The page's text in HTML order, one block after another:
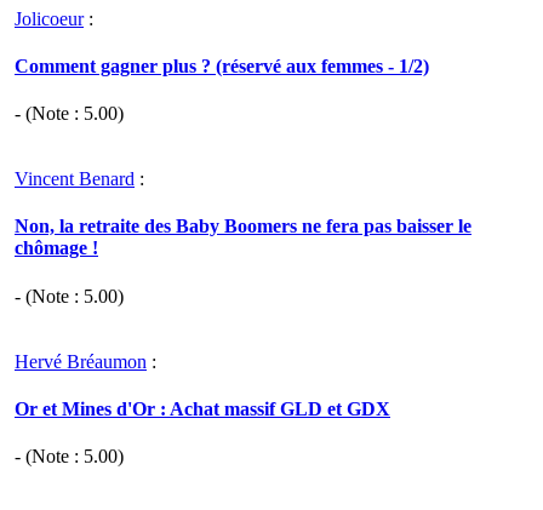
Jolicoeur:
Comment gagner plus ? (réservé aux femmes - 1/2)
- (Note : 5.00)
Vincent Benard :
Non, la retraite des Baby Boomers ne fera pas baisser le
chômage !
- (Note : 5.00)
Hervé Bréaumon :
Or et Mines d'Or : Achat massif GLD et GDX
- (Note : 5.00)